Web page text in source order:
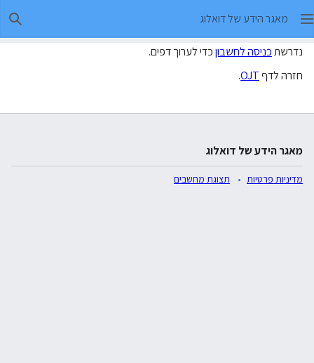
מאגר הידע של דואלוג
נדרשתכניסה לחשבוןכדי לערוך דפים.
חזרה לדףOJT
.
מאגר הידע של דואלוג
מדיניות פרטיות תצוגת מחשבים